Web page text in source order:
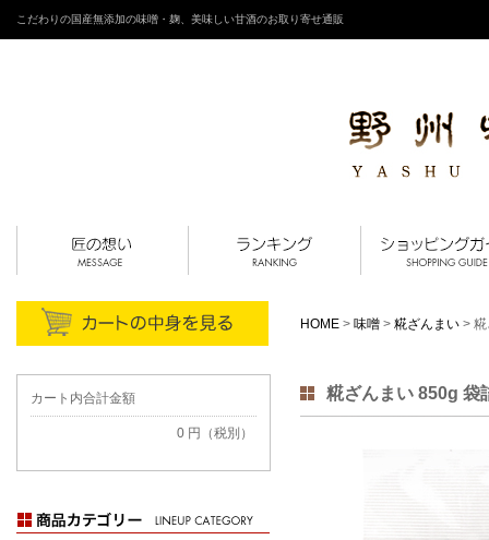
こだわりの国産無添加の味噌・麹、美味しい甘酒のお取り寄せ通販
HOME > 味噌 > 糀ざんまい >
糀ざんまい 850g 袋
カート内合計金額
0 円（税別）